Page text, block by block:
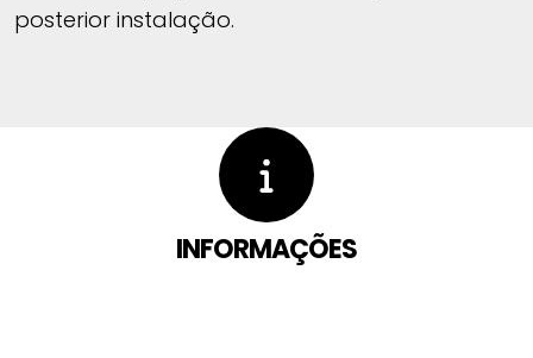
posterior instalação.
INFORMAÇÕES